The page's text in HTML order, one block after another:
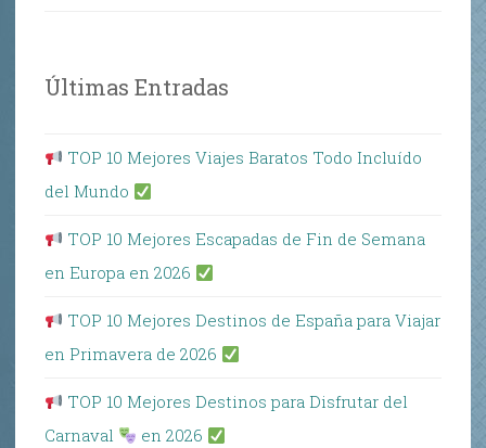
Últimas Entradas
TOP 10 Mejores Viajes Baratos Todo Incluído
del Mundo
TOP 10 Mejores Escapadas de Fin de Semana
en Europa en 2026
TOP 10 Mejores Destinos de España para Viajar
en Primavera de 2026
TOP 10 Mejores Destinos para Disfrutar del
Carnaval
en 2026